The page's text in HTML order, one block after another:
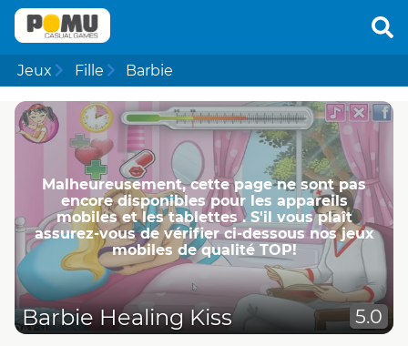
Jeux Fille Barbie
Malheureusement, cette page ne ​​sont pas
encore disponibles pour les appareils
mobiles et les tablettes . S'il vous plaît
assurez-vous de vérifier ci-dessous nos jeux
mobiles de qualité TOP!
Barbie Healing Kiss 5.0